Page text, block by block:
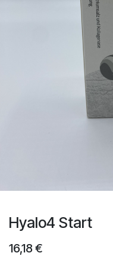
Hyalo4 Start
16,18€